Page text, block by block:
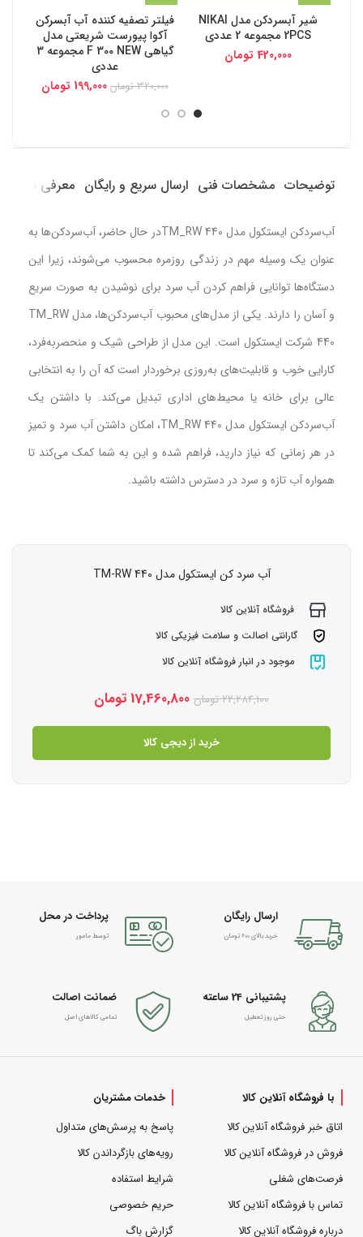
شیر آبسردکن مدل NIKAI
2PCS مجموعه 2 عددی
420,000 تومان
فیلتر تصفیه کننده آب آبسرکن
آکوا پیورست شریعتی مدل
گیاهی F 300 NEW مجموعه 3
عددی
320,000 تومان 199,000 تومان
توضیحات مشخصات فنی ارسال سریع و رایگان معرفی
آب‌سردکن ایستکول مدل TM_RW 440در حال حاضر، آب‌سردکن‌ها به
عنوان یک وسیله مهم در زندگی روزمره محسوب می‌شوند، زیرا این
دستگاه‌ها توانایی فراهم کردن آب سرد برای نوشیدن به صورت سریع
و آسان را دارند. یکی از مدل‌های محبوب آب‌سردکن‌ها، مدل TM_RW
440 شرکت ایستکول است. این مدل از طراحی شیک و منحصربه‌فرد،
کارایی خوب و قابلیت‌های به‌روزی برخوردار است که آن را به انتخابی
عالی برای خانه یا محیط‌های اداری تبدیل می‌کند. با داشتن یک
آب‌سردکن ایستکول مدل TM_RW 440، امکان داشتن آب سرد و تمیز
در هر زمانی که نیاز دارید، فراهم شده و این به شما کمک می‌کند تا
همواره آب تازه و سرد در دسترس داشته باشید.
آب سرد کن ایستکول مدل TM-RW 440
فروشگاه آنلاین کالا
گارانتی اصالت و سلامت فیزیکی کالا
موجود در انبار فروشگاه آنلاین کالا
22,284,100تومان 17,460,800تومان
خرید از دیجی کالا
ارسال رایگان
خرید بالای 600 تومان
پرداخت در محل
توسط مامور
پشتیبانی 24 ساعته
حتی روز تعطیل
ضمانت اصالت
تمامی کالاهای اصل
با فروشگاه آنلاین کالا
اتاق خبر فروشگاه آنلاین کالا
فروش در فروشگاه آنلاین کالا
فرصت‌های شغلی
تماس با فروشگاه آنلاین کالا
درباره فروشگاه آنلاین کالا
خدمات مشتریان
پاسخ به پرسش‌های متداول
رویه‌های بازگرداندن کالا
شرایط استفاده
حریم خصوصی
گزارش باگ